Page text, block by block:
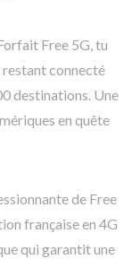
Free 5G, tu
connecté
destinations. Une
en quête
de Free
française en 4G
qui garantit une